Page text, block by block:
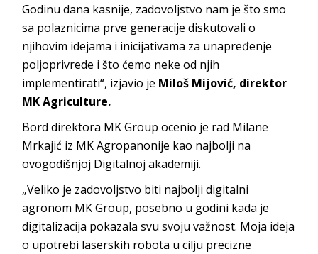
Godinu dana kasnije, zadovoljstvo nam je što smo
sa polaznicima prve generacije diskutovali o
njihovim idejama i inicijativama za unapređenje
poljoprivrede i što ćemo neke od njih
implementirati“, izjavio je Miloš Mijović, direktor
MK Agriculture.
Bord direktora MK Group ocenio je rad Milane
Mrkajić iz MK Agropanonije kao najbolji na
ovogodišnjoj Digitalnoj akademiji.
„Veliko je zadovoljstvo biti najbolji digitalni
agronom MK Group, posebno u godini kada je
digitalizacija pokazala svu svoju važnost. Moja ideja
o upotrebi laserskih robota u cilju precizne